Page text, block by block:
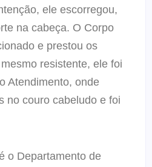
ele escorregou,
na cabeça. O Corpo
e prestou os
resistente, ele foi
Atendimento, onde
no couro cabeludo e foi
o Departamento de